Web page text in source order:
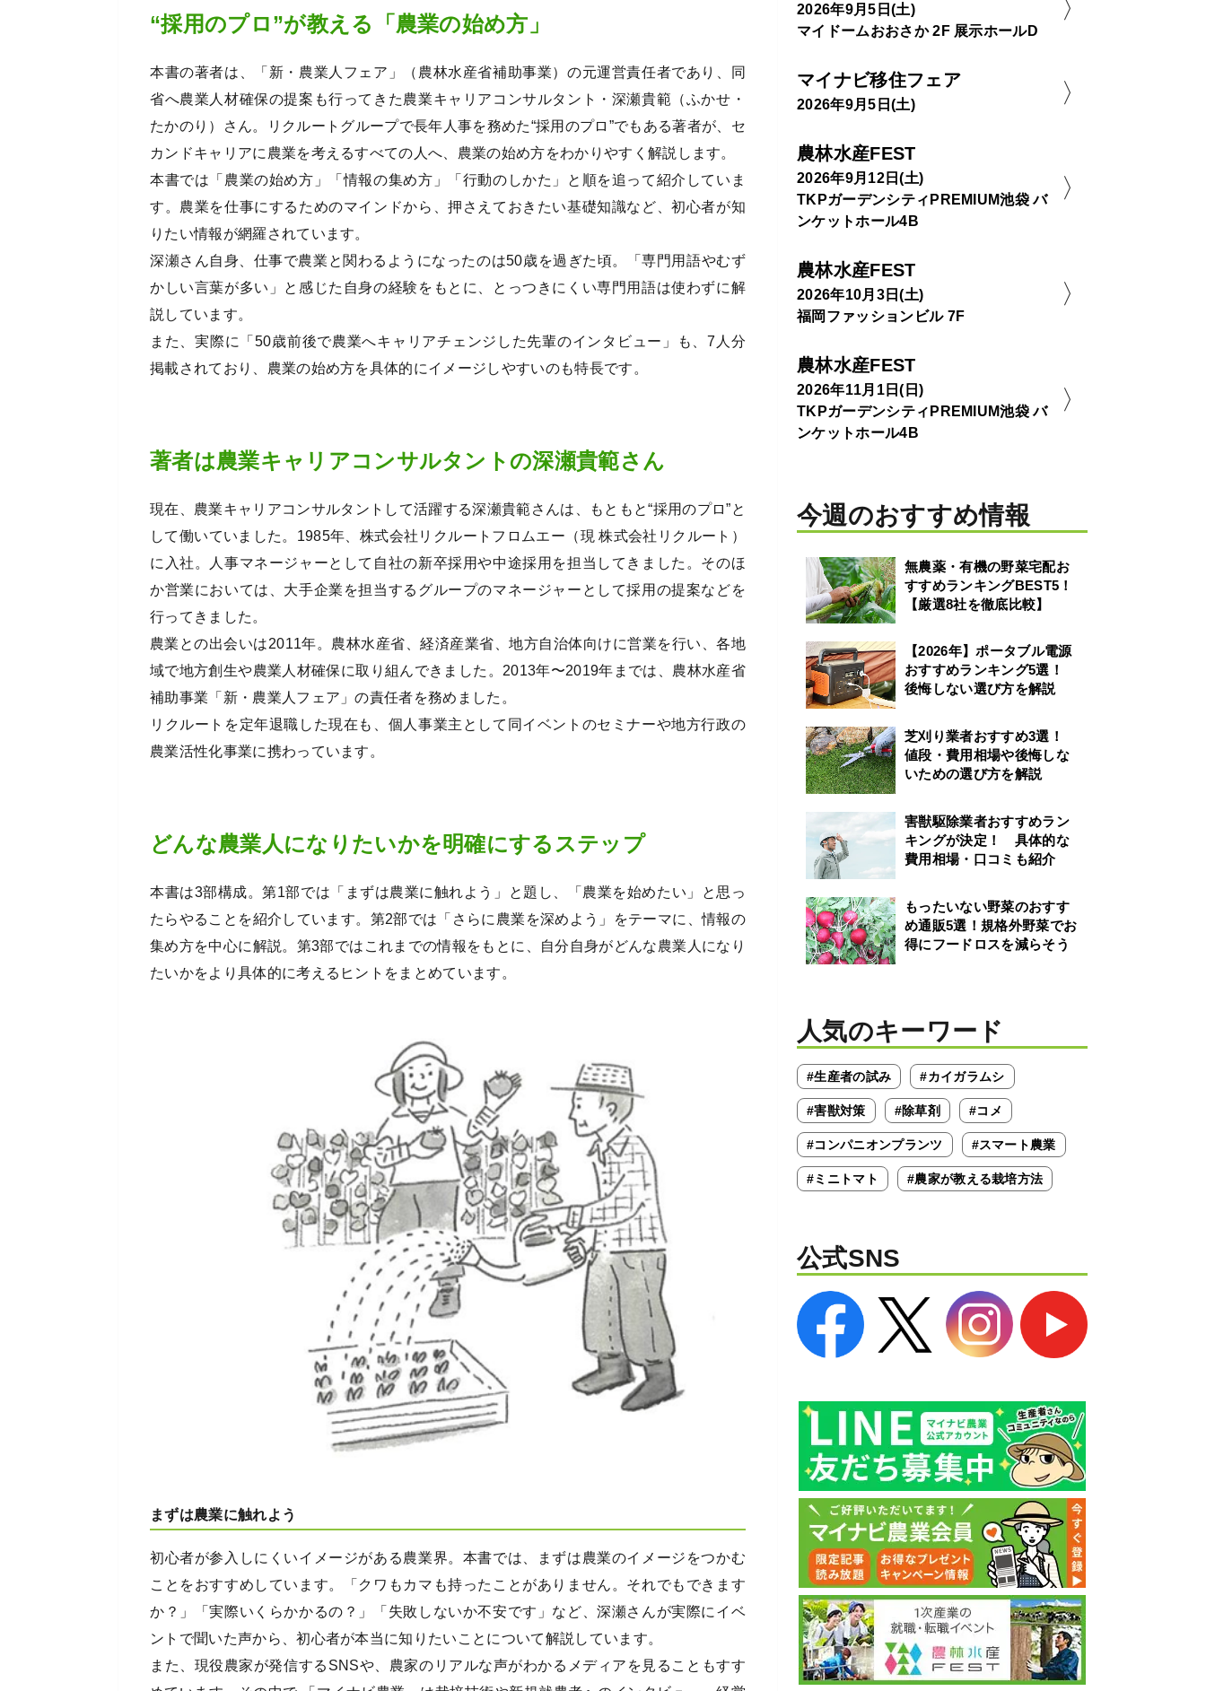
“採用のプロ”が教える「農業の始め方」
本書の著者は、「新・農業人フェア」（農林水産省補助事業）の元運営責任者であり、同
省へ農業人材確保の提案も行ってきた農業キャリアコンサルタント・深瀬貴範（ふかせ・
たかのり）さん。リクルートグループで長年人事を務めた“採用のプロ”でもある著者が、セ
カンドキャリアに農業を考えるすべての人へ、農業の始め方をわかりやすく解説します。
本書では「農業の始め方」「情報の集め方」「行動のしかた」と順を追って紹介していま
す。農業を仕事にするためのマインドから、押さえておきたい基礎知識など、初心者が知
りたい情報が網羅されています。
深瀬さん自身、仕事で農業と関わるようになったのは50歳を過ぎた頃。「専門用語やむず
かしい言葉が多い」と感じた自身の経験をもとに、とっつきにくい専門用語は使わずに解
説しています。
また、実際に「50歳前後で農業へキャリアチェンジした先輩のインタビュー」も、7人分
掲載されており、農業の始め方を具体的にイメージしやすいのも特長です。
著者は農業キャリアコンサルタントの深瀬貴範さん
現在、農業キャリアコンサルタントして活躍する深瀬貴範さんは、もともと“採用のプロ”と
して働いていました。1985年、株式会社リクルートフロムエー（現 株式会社リクルート）
に入社。人事マネージャーとして自社の新卒採用や中途採用を担当してきました。そのほ
か営業においては、大手企業を担当するグループのマネージャーとして採用の提案などを
行ってきました。
農業との出会いは2011年。農林水産省、経済産業省、地方自治体向けに営業を行い、各地
域で地方創生や農業人材確保に取り組んできました。2013年〜2019年までは、農林水産省
補助事業「新・農業人フェア」の責任者を務めました。
リクルートを定年退職した現在も、個人事業主として同イベントのセミナーや地方行政の
農業活性化事業に携わっています。
どんな農業人になりたいかを明確にするステップ
本書は3部構成。第1部では「まずは農業に触れよう」と題し、「農業を始めたい」と思っ
たらやることを紹介しています。第2部では「さらに農業を深めよう」をテーマに、情報の
集め方を中心に解説。第3部ではこれまでの情報をもとに、自分自身がどんな農業人になり
たいかをより具体的に考えるヒントをまとめています。
まずは農業に触れよう
初心者が参入しにくいイメージがある農業界。本書では、まずは農業のイメージをつかむ
ことをおすすめしています。「クワもカマも持ったことがありません。それでもできます
か？」「実際いくらかかるの？」「失敗しないか不安です」など、深瀬さんが実際にイベ
ントで聞いた声から、初心者が本当に知りたいことについて解説しています。
また、現役農家が発信するSNSや、農家のリアルな声がわかるメディアを見ることもすす
2026年9月5日(土)
マイドームおおさか 2F 展示ホールD
マイナビ移住フェア
2026年9月5日(土)
農林水産FEST
2026年9月12日(土)
TKPガーデンシティPREMIUM池袋 バ
ンケットホール4B
農林水産FEST
2026年10月3日(土)
福岡ファッションビル 7F
農林水産FEST
2026年11月1日(日)
TKPガーデンシティPREMIUM池袋 バ
ンケットホール4B
今週のおすすめ情報
無農薬・有機の野菜宅配お
すすめランキングBEST5！
【厳選8社を徹底比較】
【2026年】ポータブル電源
おすすめランキング5選！
後悔しない選び方を解説
芝刈り業者おすすめ3選！
値段・費用相場や後悔しな
いための選び方を解説
害獣駆除業者おすすめラン
キングが決定！ 具体的な
費用相場・口コミも紹介
もったいない野菜のおすす
め通販5選！規格外野菜でお
得にフードロスを減らそう
人気のキーワード
#生産者の試み #カイガラムシ
#害獣対策 #除草剤 #コメ
#コンパニオンプランツ #スマート農業
#ミニトマト #農家が教える栽培方法
公式SNS